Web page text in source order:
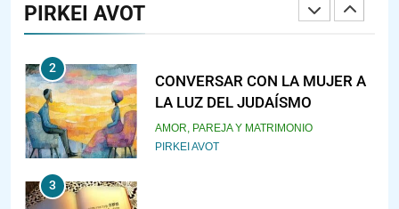
PIRKEI AVOT
2
CONVERSAR CON LA MUJER A
LA LUZ DEL JUDAÍSMO
AMOR, PAREJA Y MATRIMONIO
PIRKEI AVOT
3